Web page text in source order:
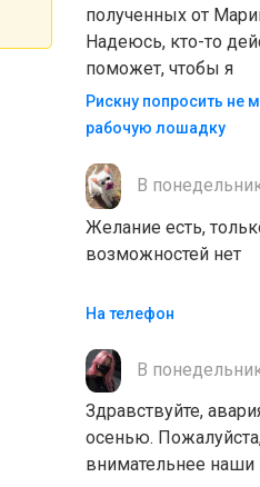
полученных от
Надеюсь, кто-то
поможет, чтобы я
Рискну попросить не
рабочую лошадку
В
Желание есть,
На телефон
В
Здравствуйте,
осенью.
внимательнее наши